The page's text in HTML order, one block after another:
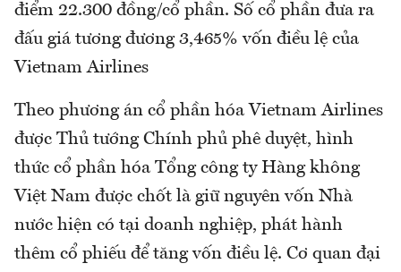
điểm 22.300 đồng/cổ phần. Số cổ phần đưa ra
đấu giá tương đương 3,465% vốn điều lệ của
Vietnam Airlines
Theo phương án cổ phần hóa Vietnam Airlines
được Thủ tướng Chính phủ phê duyệt, hình
thức cổ phần hóa Tổng công ty Hàng không
Việt Nam được chốt là giữ nguyên vốn Nhà
nước hiện có tại doanh nghiệp, phát hành
thêm cổ phiếu để tăng vốn điều lệ. Cơ quan đại